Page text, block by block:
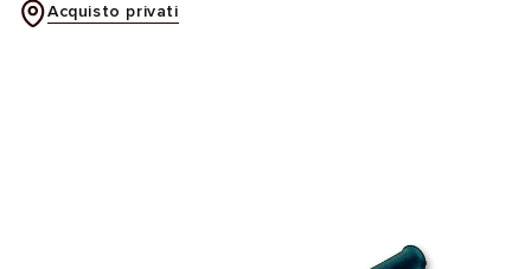
Acquisto privati